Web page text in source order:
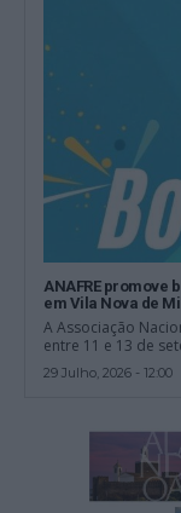
ANAFRE promove
em Vila Nova de
A Associação
entre 11 e 13 de
29 Julho, 2026 - 12:00